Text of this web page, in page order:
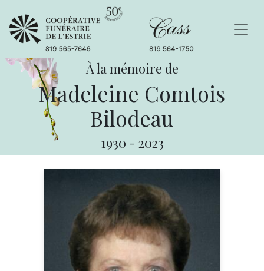
À la mémoire de
Madeleine Comtois
Bilodeau
1930 - 2023